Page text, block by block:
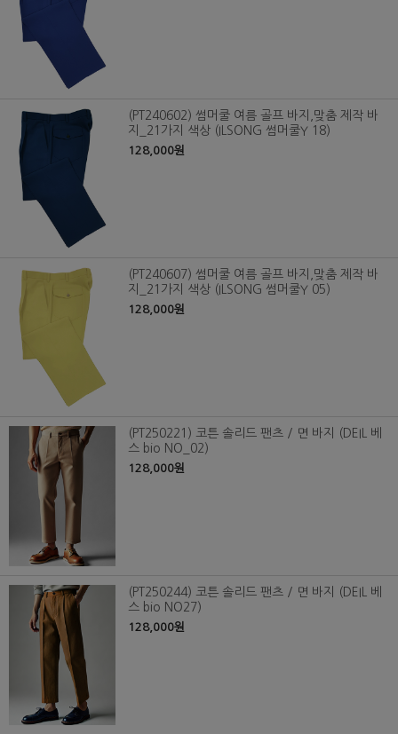
(PT240602) 썸머쿨 여름 골프 바지,맞춤 제작 바
지_21가지 색상 (ILSONG 썸머쿨Y 18)
128,000원
(PT240607) 썸머쿨 여름 골프 바지,맞춤 제작 바
지_21가지 색상 (ILSONG 썸머쿨Y 05)
128,000원
(PT250221) 코튼 솔리드 팬츠 / 면 바지 (DEIL 베
스 bio NO_02)
128,000원
(PT250244) 코튼 솔리드 팬츠 / 면 바지 (DEIL 베
스 bio NO27)
128,000원